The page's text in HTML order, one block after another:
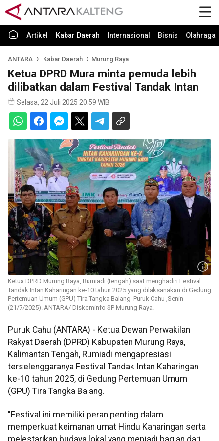
Artikel Kabar Daerah Internasional Bisnis Olahraga
ANTARA Kabar Daerah Murung Raya
Ketua DPRD Mura minta pemuda lebih
dilibatkan dalam Festival Tandak Intan
Selasa, 22 Juli 2025 20:59 WIB
Ketua DPRD Murung Raya, Rumiadi (tengah) saat menghadiri Festival
Tandak Intan Kaharingan ke-10 tahun 2025 yang dilaksanakan di Gedung
Pertemuan Umum (GPU) Tira Tangka Balang, Puruk Cahu ,Senin
(21/7/2025). ANTARA/ Diskominfo SP Murung Raya.
Puruk Cahu (ANTARA) - Ketua Dewan Perwakilan
Rakyat Daerah (DPRD) Kabupaten Murung Raya,
Kalimantan Tengah, Rumiadi mengapresiasi
terselenggaranya Festival Tandak Intan Kaharingan
ke-10 tahun 2025, di Gedung Pertemuan Umum
(GPU) Tira Tangka Balang.
"Festival ini memiliki peran penting dalam
memperkuat keimanan umat Hindu Kaharingan serta
melestarikan budaya lokal yang menjadi bagian dari